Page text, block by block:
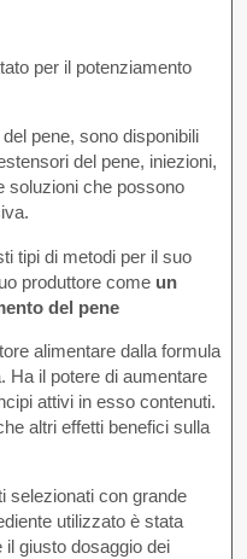
per il potenziamento
pene, sono disponibili
del pene, iniezioni,
soluzioni che possono
tipi di metodi per il suo
produttore come un
del pene
alimentare dalla formula
Ha il potere di aumentare
attivi in esso contenuti.
altri effetti benefici sulla
selezionati con grande
utilizzato è stata
giusto dosaggio dei